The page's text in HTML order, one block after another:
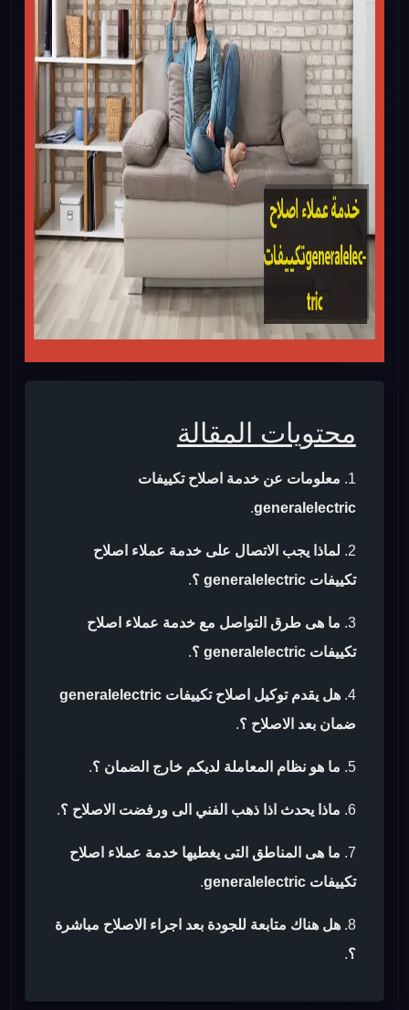
محتويات المقالة
معلومات عن خدمة اصلاح تكييفات
generalelectric
.
لماذا يجب الاتصال على خدمة عملاء اصلاح
تكييفات generalelectric ؟
.
ما هى طرق التواصل مع خدمة عملاء اصلاح
تكييفات generalelectric ؟
.
هل يقدم توكيل اصلاح تكييفات generalelectric
ضمان بعد الاصلاح ؟.
ما هو نظام المعاملة لديكم خارج الضمان ؟.
ماذا يحدث اذا ذهب الفني الى ورفضت الاصلاح ؟.
ما هى المناطق التى يغطيها خدمة عملاء اصلاح
تكييفات generalelectric
.
هل هناك متابعة للجودة بعد اجراء الاصلاح مباشرة
؟.